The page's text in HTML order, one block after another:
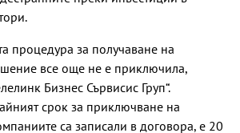
процедура за получаване на
все още не е приключила,
Бизнес Сървисис Груп“.
срок за приключване на
са записали в договора, е 20